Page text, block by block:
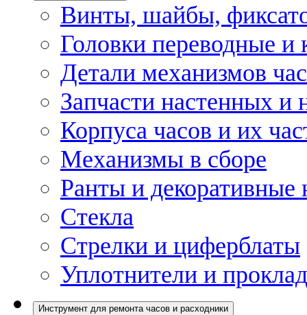
Винты, шайбы,
Головки переводные и
Детали механизмов
Запчасти настенных и
Корпуса часов и их
Механизмы в сборе
Ранты и декоративные
Стекла
Стрелки и циферблаты
Уплотнители и
Инструмент для ремонта часов и расходники